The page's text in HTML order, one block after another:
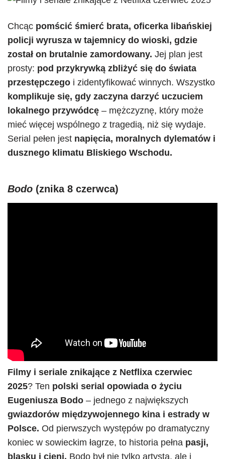
Chcąc pomścić śmierć brata, oficerka libańskiej
policji wyrusza w tajemnicy do wioski, gdzie
został on brutalnie zamordowany. Jej plan jest
prosty: pod przykrywką zbliżyć się do świata
przestępczego i zidentyfikować winnych. Wszystko
komplikuje się, gdy zaczyna darzyć uczuciem
lokalnego przywódcę – mężczyznę, który może
mieć więcej wspólnego z tragedią, niż się wydaje.
Serial pełen jest napięcia, moralnych dylematów i
dusznego klimatu Bliskiego Wschodu.
Bodo (znika 8 czerwca)
Filmy i seriale znikające z Netflixa czerwiec
2025? Ten polski serial opowiada o życiu
Eugeniusza Bodo – jednego z największych
gwiazdorów międzywojennego kina i estrady w
Polsce. Od pierwszych występów po dramatyczny
koniec w sowieckim łagrze, to historia pełna pasji,
blasku i cieni. Bodo był nie tylko artystą, ale i